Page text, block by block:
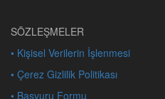
SÖZLEŞMELER
• Kişisel Verilerin İşlenmesi
• Çerez Gizlilik Politikası
• Başvuru Formu